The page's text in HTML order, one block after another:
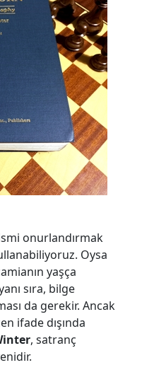
onurlandırmak
Oysa
yaşça
sıra, bilge
da gerekir. Ancak
ifade dışında
, satranç